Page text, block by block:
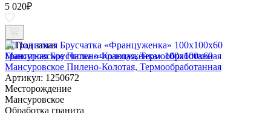
5 020₽
Под заказ
Гранитная Брусчатка «Француженка» 100х100x60
Мансуровское Пилено-Колотая, Термообработанная
Артикул: 1250672
Месторождение
Мансуровское
Обработка гранита